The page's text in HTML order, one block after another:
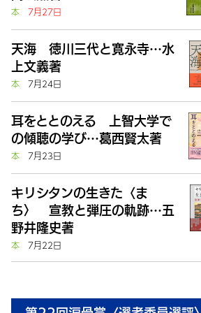
本
7月27日
天海 徳川三代と寛永寺…水
上文義著
本
7月24日
耳をととのえる 上智大学で
の傾聴の学び…葛西賢太著
本
7月23日
キリシタンの生きた〈ま
ち〉 宣教と弾圧の軌跡…五
野井隆史著
本
7月22日